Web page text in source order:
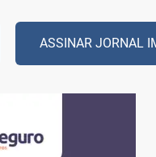
ASSINAR JORNAL